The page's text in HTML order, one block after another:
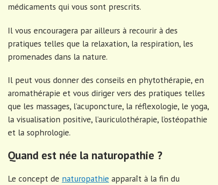
médicaments qui vous sont prescrits.
Il vous encouragera par ailleurs à recourir à des
pratiques telles que la relaxation, la respiration, les
promenades dans la nature.
Il peut vous donner des conseils en phytothérapie, en
aromathérapie et vous diriger vers des pratiques telles
que les massages, l’acuponcture, la réflexologie, le yoga,
la visualisation positive, l’auriculothérapie, l’ostéopathie
et la sophrologie.
Quand est née la naturopathie ?
Le concept de naturopathie apparaît à la fin du